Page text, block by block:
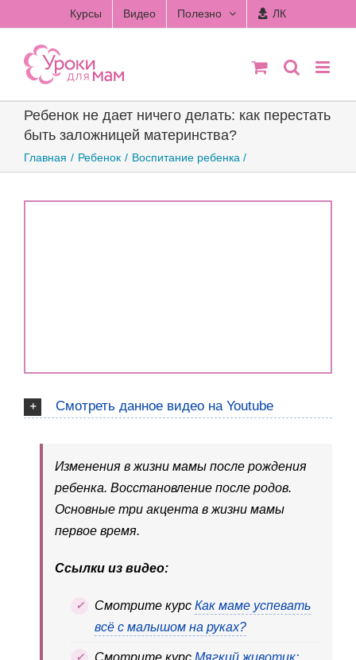
to
content
Курсы Видео Полезно ЛК
Ребенок не дает ничего делать: как перестать
быть заложницей материнства?
Главная Ребенок Воспитание ребенка
Смотреть данное видео на Youtube
Изменения в жизни мамы после рождения
ребенка. Восстановление после родов.
Основные три акцента в жизни мамы
первое время.
Ссылки из видео:
Смотрите курс Как маме успевать
всё с малышом на руках?
Смотрите курс Мягкий животик: